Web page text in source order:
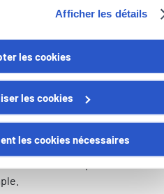
votre consentement à tout
"gestion des cookies" en bas
strictement nécessaires au
que si vous désactivez des
que certaines fonctionnalités ou
plus normalement
pour :
Afficher les détails
les cookies
les cookies
les cookies nécessaires
de 6 mois pour faire
ne veut pas dire pour autant
soient pas importantes.
ci vous permettra d’obtenir de
les frais d’hospitalisation ou